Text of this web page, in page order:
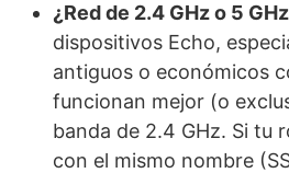
¿Red de 2.4 GHz o 5
dispositivos Echo,
antiguos o económicos
funcionan mejor (o
banda de 2.4 GHz. Si tu
con el mismo nombre